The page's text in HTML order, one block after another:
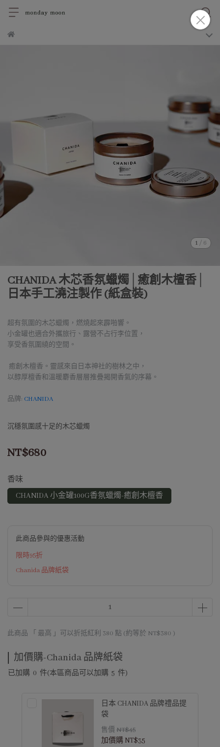
1 / 6
CHANIDA 木芯香氛蠟燭│癒創木檀香│
日本手工澆注製作 (紙盒裝)
超有氛圍的木芯蠟燭，燃燒起來霹啪響。
小金罐也適合外攜旅行、露營不占行李位置，
享受香氛圍繞的空間。
癒創木檀香。靈感來自日本神社的樹林之中，
以醇厚檀香和溫暖麝香層層推疊揭開香氣的序幕。
品牌: CHANIDA
沉穩氛圍感十足的木芯蠟燭
NT$680
香味
CHANIDA 小金罐100G香氛蠟燭-癒創木檀香
此商品參與的優惠活動
限時95折
Chanida 品牌紙袋
此商品 「 最高 」可以折抵紅利 380 點 (約等於 NT$380 )
加價購-Chanida 品牌紙袋
已加購 0 件(本區商品可以加購 5 件)
日本 CHANIDA 品牌禮品提
袋
售價 NT$45
加價購 NT$35